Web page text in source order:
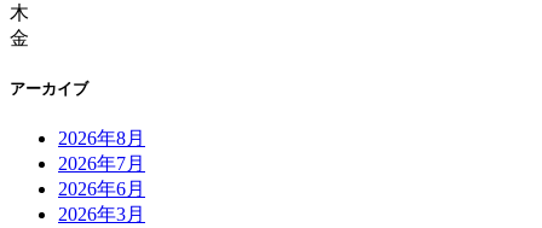
木
金
アーカイブ
2026年8月
2026年7月
2026年6月
2026年3月